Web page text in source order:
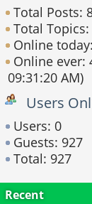
Total Posts:
Total Topics:
Online
Online ever:
09:31:20 AM)
Users
Users: 0
Guests: 927
Total: 927
Recent